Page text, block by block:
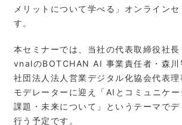
メリットについて学べる」オンライン
す。
本セミナーでは、当社の代表取締役社
vnalのBOTCHAN AI 事業責任者・森川
社団法人法人営業デジタル化協会代表
モデレーターに迎え「AIとコミュニケー
課題・未来について」というテーマで
行う予定です。